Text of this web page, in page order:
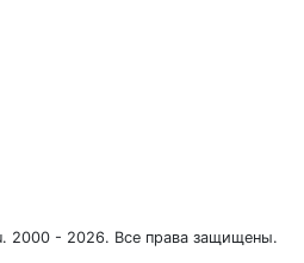
2000 - 2026. Все права защищены.